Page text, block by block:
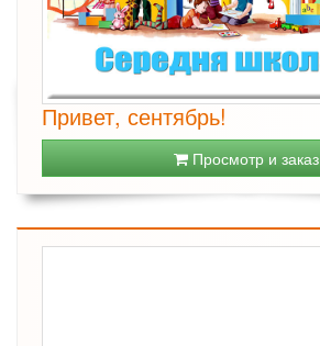
Привет, сентябрь!
Просмотр и заказ